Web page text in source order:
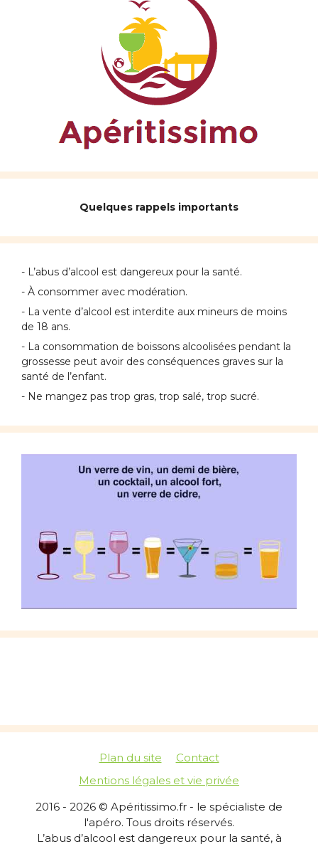
Quelques rappels importants
- L’abus d’alcool est dangereux pour la santé.
- À consommer avec modération.
- La vente d’alcool est interdite aux mineurs de moins
de 18 ans.
- La consommation de boissons alcoolisées pendant la
grossesse peut avoir des conséquences graves sur la
santé de l’enfant.
- Ne mangez pas trop gras, trop salé, trop sucré.
Plan du site
Contact
Mentions légales et vie privée
2016 - 2026 © Apéritissimo.fr - le spécialiste de
l'apéro. Tous droits réservés.
L’abus d’alcool est dangereux pour la santé, à